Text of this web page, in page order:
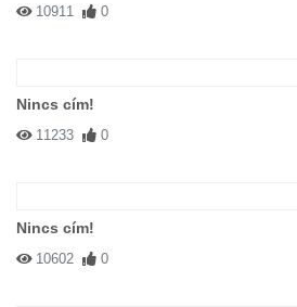
10911 0
Nincs cím!
11233 0
Nincs cím!
10602 0